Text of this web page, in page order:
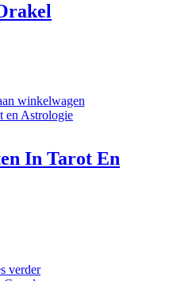
winkelwagen
In Tarot En
verder